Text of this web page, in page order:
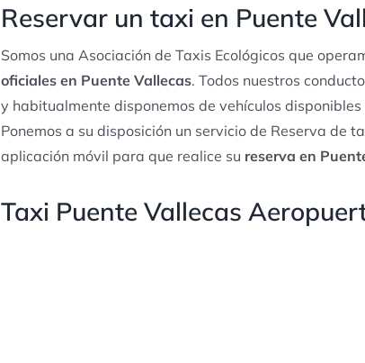
Reservar un taxi en Puente
Somos una Asociación de Taxis Ecológicos que
oficiales en Puente Vallecas. Todos nuestros
y habitualmente disponemos de vehículos disponibles
Ponemos a su disposición un servicio de Reserva de
aplicación móvil para que realice su reserva en
Taxi Puente Vallecas